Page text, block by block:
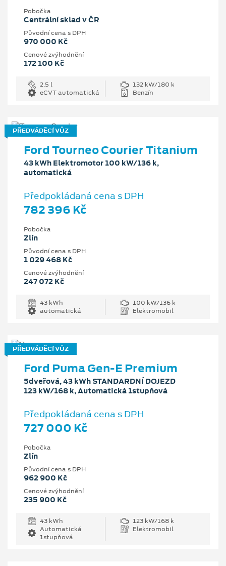
Pobočka
Centrální sklad v ČR
Původní cena s DPH
970 000 Kč
Cenové zvýhodnění
172 100 Kč
2.5 l
132 kW/180 k
eCVT automatická
Benzín
PŘEDVÁDĚCÍ VŮZ
Ford Tourneo Courier Titanium
43 kWh Elektromotor 100 kW/136 k,
automatická
Předpokládaná cena s DPH
782 396 Kč
Pobočka
Zlín
Původní cena s DPH
1 029 468 Kč
Cenové zvýhodnění
247 072 Kč
43 kWh
100 kW/136 k
automatická
Elektromobil
PŘEDVÁDĚCÍ VŮZ
Ford Puma Gen-E Premium
5dveřová, 43 kWh STANDARDNÍ DOJEZD
123 kW/168 k, Automatická 1stupňová
Předpokládaná cena s DPH
727 000 Kč
Pobočka
Zlín
Původní cena s DPH
962 900 Kč
Cenové zvýhodnění
235 900 Kč
43 kWh
123 kW/168 k
Automatická
1stupňová
Elektromobil